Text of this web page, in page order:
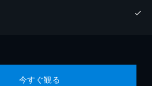
今すぐ観る